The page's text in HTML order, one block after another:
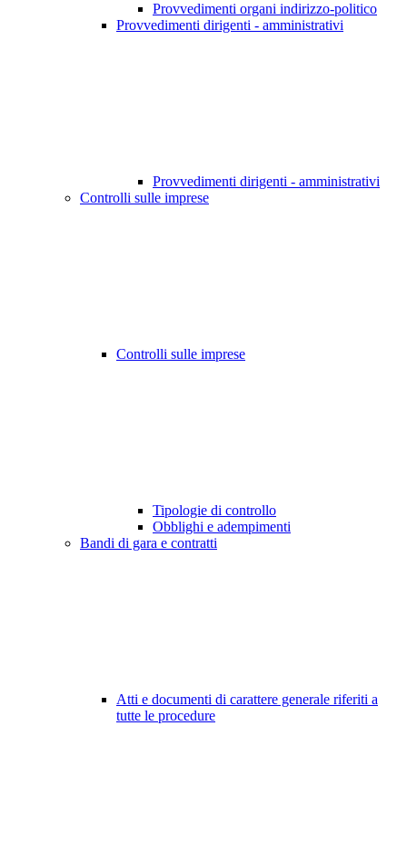
Provvedimenti organi indirizzo-politico
Provvedimenti dirigenti - amministrativi
Provvedimenti dirigenti - amministrativi
Controlli sulle imprese
Controlli sulle imprese
Tipologie di controllo
Obblighi e adempimenti
Bandi di gara e contratti
Atti e documenti di carattere generale riferiti a
tutte le procedure